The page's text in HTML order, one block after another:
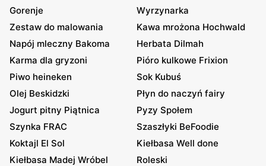
Gorenje
Wyrzynarka
Zestaw do malowania
Kawa mrożona Hochwald
Napój mleczny Bakoma
Herbata Dilmah
Karma dla gryzoni
Pióro kulkowe Frixion
Piwo heineken
Sok Kubuś
Olej Beskidzki
Płyn do naczyń fairy
Jogurt pitny Piątnica
Pyzy Społem
Szynka FRAC
Szaszłyki BeFoodie
Koktajl El Sol
Kiełbasa Well done
Kiełbasa Madej Wróbel
Roleski